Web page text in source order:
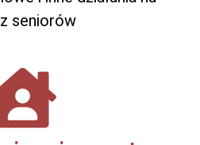
seniorów